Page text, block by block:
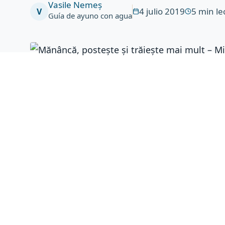
V
Vasile Nemeș
Guía de ayuno con agua 4 julio 2019 5 min